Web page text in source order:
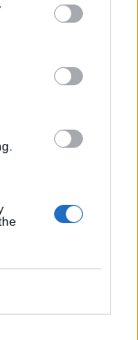
δημόσιου
όλων
στη
ψηφιακή
ορίστηκε
στο μητρώο
και
2024 και